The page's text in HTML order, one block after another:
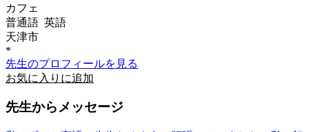
カフェ
普通語 英語
天津市
*
先生のプロフィールを見る
お気に入りに追加
先生からメッセージ